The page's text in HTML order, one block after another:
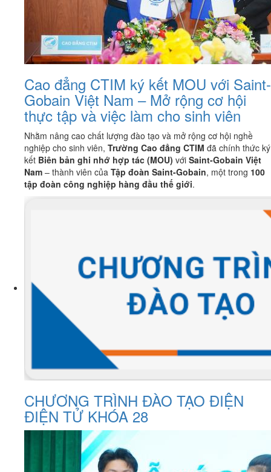
Cao đẳng CTIM ký kết MOU với Saint-
Gobain Việt Nam – Mở rộng cơ hội
thực tập và việc làm cho sinh viên
Nhằm nâng cao chất lượng đào tạo và mở rộng cơ hội nghề
nghiệp cho sinh viên, Trường Cao đẳng CTIM đã chính thức ký
kết Biên bản ghi nhớ hợp tác (MOU) với Saint-Gobain Việt
Nam – thành viên của Tập đoàn Saint-Gobain, một trong 100
tập đoàn công nghiệp hàng đầu thế giới.
CHƯƠNG TRÌNH ĐÀO TẠO ĐIỆN
ĐIỆN TỬ KHÓA 28